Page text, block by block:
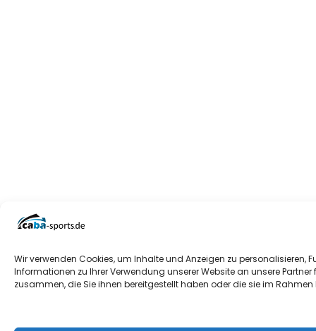
Wir verwenden Cookies, um Inhalte und Anzeigen zu
Informationen zu Ihrer Verwendung unserer Website an unsere
zusammen, die Sie ihnen bereitgestellt haben oder die sie im